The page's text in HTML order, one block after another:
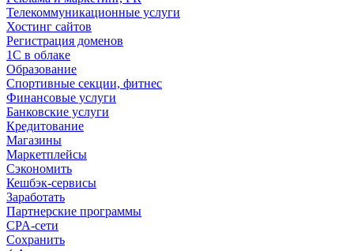
Телекоммуникационные услуги
Хостинг сайтов
Регистрация доменов
1С в облаке
Образование
Спортивные секции, фитнес
Финансовые услуги
Банковские услуги
Кредитование
Магазины
Маркетплейсы
Сэкономить
Кешбэк-сервисы
Заработать
Партнерские программы
CPA-сети
Сохранить